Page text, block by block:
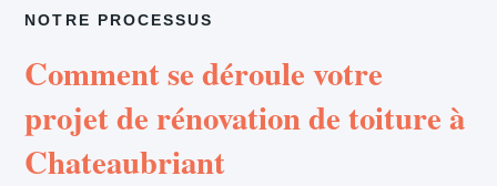
NOTRE PROCESSUS
Comment se déroule votre
projet de rénovation de toiture à
Chateaubriant